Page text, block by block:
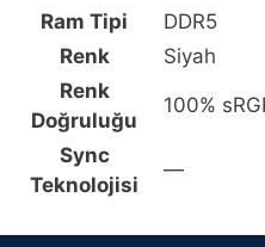
Ram Tipi DDR5
Renk
Siyah
Renk
Doğruluğu
100%
Sync
Teknolojisi
—